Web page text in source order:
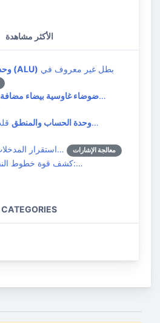
الأكثر مشاهدة
وحدة الحساب والمنطق (ALU)
ضوضاء غاوسية بيضاء مضافةالضوضاء البيضاء الإ…
وحدة الحساب والمنطققلب الحوسبة: فهم وح…
استقرار المدخلات ال… معالجة الإشارات
كشف قوة خطوط النقل:…
CATEGORIES